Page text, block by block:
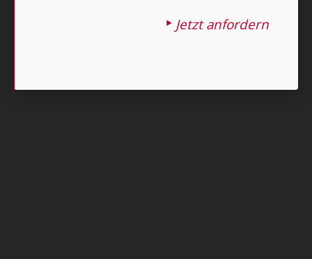
Nach obenJetzt anfordern